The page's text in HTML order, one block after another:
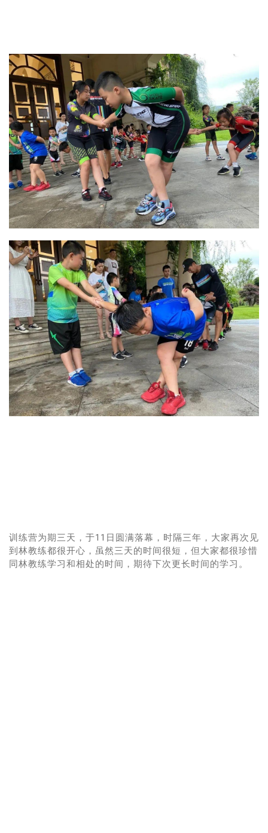
训练营为期三天，于11日圆满落幕 ，时隔三年，大家再次见
到林教练都很开心，虽然三天的时间很短，但大家都很珍惜
同林教练学习和相处的时间，期待下次更长时间的学习。